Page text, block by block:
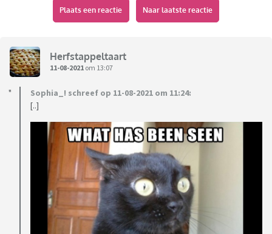
Plaats een reactie Naar laatste reactie
Herfstappeltaart
11-08-2021 om 13:07
Sophia_! schreef op 11-08-2021 om 11:24:
[..]